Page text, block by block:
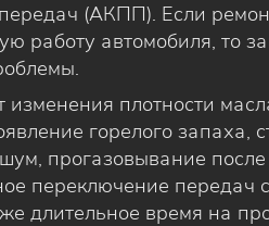
(АКПП). Если
работу автомобиля, то
плотности
горелого запаха,
прогазовывание
переключение передач с
длительное время на